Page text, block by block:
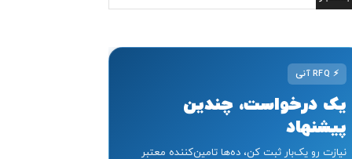
⚡
یک درخواست، چندین
پیشنهاد
نیازت رو یک‌بار ثبت کن، ده‌ها تامین‌کننده معتبر